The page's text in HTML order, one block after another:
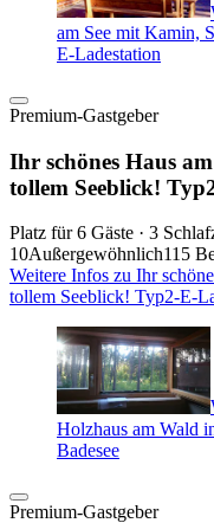
am See mit Kamin,
E-Ladestation
Premium-Gastgeber
Ihr schönes Haus
tollem Seeblick!
Platz für 6 Gäste · 3
10Außergewöhnlich115
Weitere Infos zu Ihr
tollem Seeblick! Typ2-E-
Holzhaus am Wald
Badesee
Premium-Gastgeber